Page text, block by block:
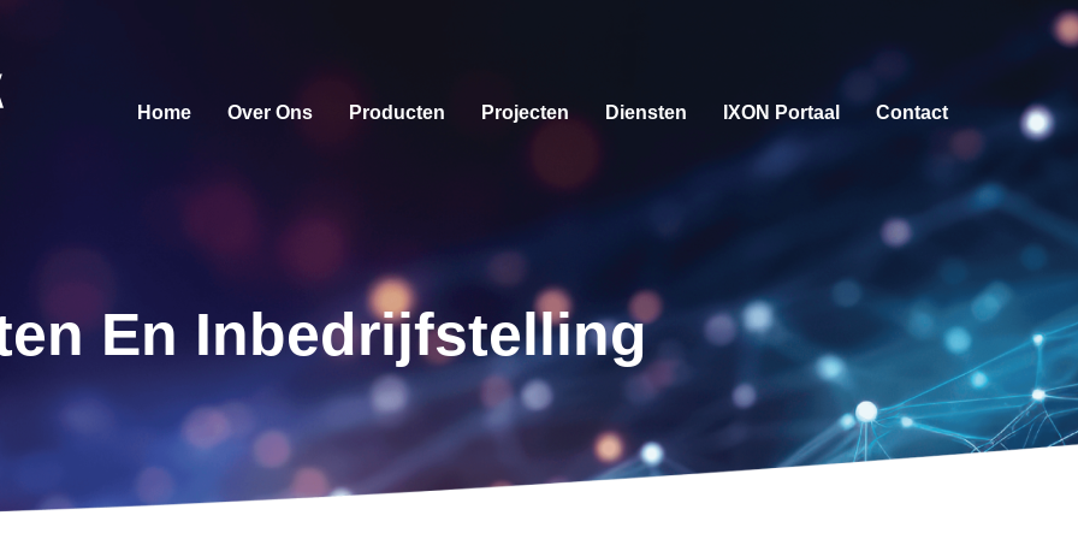
Home Over Ons Producten Projecten Diensten IXON Portaal Contact
En Inbedrijfstelling